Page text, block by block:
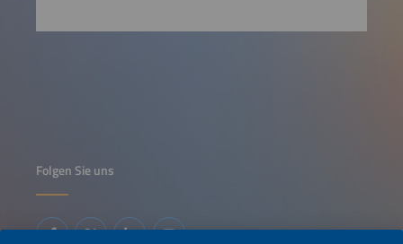
Folgen Sie uns